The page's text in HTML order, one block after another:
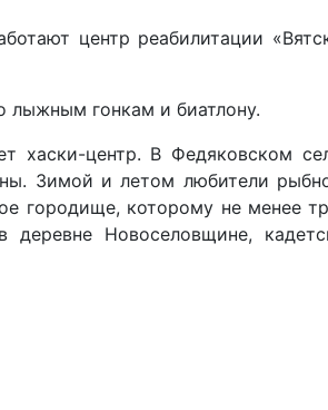
центр реабилитации
лыжным гонкам и биатлону.
хаски-центр. В Федяковском
Зимой и летом любители
городище, которому не менее
Новоселовщине,